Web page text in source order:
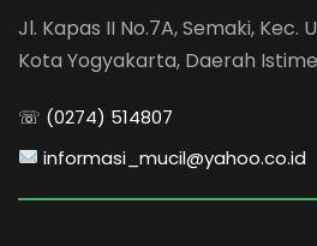
Jl. Kapas II No.7A, Semaki, Kec.
Kota Yogyakarta, Daerah
☏ (0274) 514807
informasi_mucil@yahoo.co.id